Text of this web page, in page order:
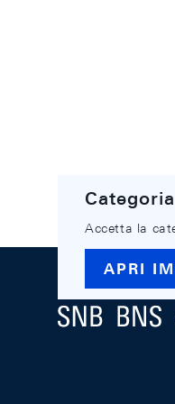
Accetta la
APRI
Footer
Logo